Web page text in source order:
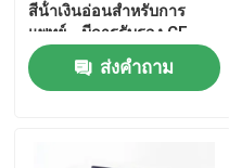
สีน้ําเงินอ่อนสําหรับการ
แพทย์ - มีการรับรอง CE
ISO
ส่งคำถาม